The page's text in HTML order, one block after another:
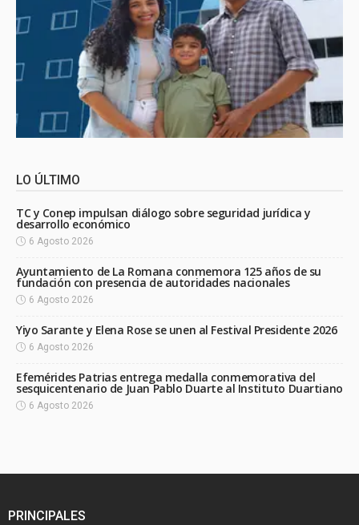
LO ÚLTIMO
TC y Conep impulsan diálogo sobre seguridad jurídica y
desarrollo económico
6 Agosto 2026
Ayuntamiento de La Romana conmemora 125 años de su
fundación con presencia de autoridades nacionales
6 Agosto 2026
Yiyo Sarante y Elena Rose se unen al Festival Presidente 2026
6 Agosto 2026
Efemérides Patrias entrega medalla conmemorativa del
sesquicentenario de Juan Pablo Duarte al Instituto Duartiano
6 Agosto 2026
PRINCIPALES